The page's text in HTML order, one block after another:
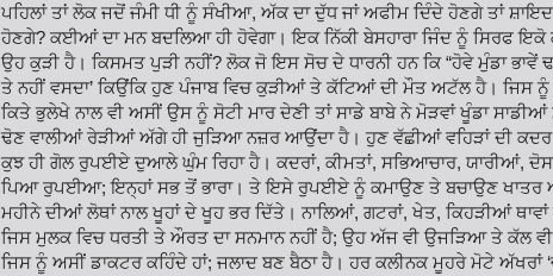
ਪਹਿਲਾਂ ਤਾਂ ਲੋਕ ਜਦੋਂ ਜੰਮੀ ਧੀ ਨੂੰ ਸੰਖੀਆ, ਅੱਕ ਦਾ ਦੁੱਧ ਜਾਂ ਅਫੀਮ ਦਿੰਦੇ ਹੋਣਗੇ ਤਾਂ
ਹੋਣਗੇ? ਕਈਆਂ ਦਾ ਮਨ ਬਦਲਿਆ ਹੀ ਹੋਵੇਗਾ। ਇਕ ਨਿੱਕੀ ਬੇਸਹਾਰਾ ਜਿੰਦ ਨੂੰ ਸਿਰਫ
ਉਹ ਕੁੜੀ ਹੈ। ਕਿਸਮਤ ਪੁੜੀ ਨਹੀਂ? ਲੋਕ ਜੋ ਇਸ ਸੋਚ ਦੇ ਧਾਰਨੀ ਹਨ ਕਿ “ਹੋਵੇ ਮੁੰਡਾ ਭਾਵੇਂ
ਤੇ ਨਹੀਂ ਵਸਦਾ’ ਕਿਉਂਕਿ ਹੁਣ ਪੰਜਾਬ ਵਿਚ ਕੁੜੀਆਂ ਤੇ ਕੱਟਿਆਂ ਦੀ ਮੌਤ ਅਟੱਲ ਹੈ। ਜਿਸ
ਕਿਤੇ ਭੁਲੇਖੇ ਨਾਲ ਵੀ ਅਸੀਂ ਉਸ ਨੂੰ ਸੋਟੀ ਮਾਰ ਦੇਣੀ ਤਾਂ ਸਾਡੇ ਬਾਬੇ ਨੇ ਮੋੜਵਾਂ ਖੂੰਡਾ
ਢੋਣ ਵਾਲੀਆਂ ਰੇੜੀਆਂ ਅੱਗੇ ਹੀ ਜੁੜਿਆ ਨਜ਼ਰ ਆਉਂਦਾ ਹੈ। ਹੁਣ ਵੱਛੀਆਂ ਵਹਿੜਾਂ ਦੀ ਕਦਰ
ਕੁਝ ਹੀ ਗੋਲ ਰੁਪਈਏ ਦੁਆਲੇ ਘੁੰਮ ਰਿਹਾ ਹੈ। ਕਦਰਾਂ, ਕੀਮਤਾਂ, ਸਭਿਆਚਾਰ, ਯਾਰੀਆਂ,
ਪਿਆ ਰੁਪਈਆ; ਇਨ੍ਹਾਂ ਸਭ ਤੋਂ ਭਾਰਾ। ਤੇ ਇਸੇ ਰੁਪਈਏ ਨੂੰ ਕਮਾਉਣ ਤੇ ਬਚਾਉਣ ਖਾਤਰ
ਮਹੀਨੇ ਦੀਆਂ ਲੋਥਾਂ ਨਾਲ ਖੂਹਾਂ ਦੇ ਖੂਹ ਭਰ ਦਿੱਤੇ। ਨਾਲਿਆਂ, ਗਟਰਾਂ, ਖੇਤ, ਕਿਹੜੀਆਂ
ਜਿਸ ਮੁਲਕ ਵਿਚ ਧਰਤੀ ਤੇ ਔਰਤ ਦਾ ਸਨਮਾਨ ਨਹੀਂ ਹੈ; ਉਹ ਅੱਜ ਵੀ ਉਜੜਿਆ ਤੇ ਕੱਲ
ਜਿਸ ਨੂੰ ਅਸੀਂ ਡਾਕਟਰ ਕਹਿੰਦੇ ਹਾਂ; ਜਲਾਦ ਬਣ ਬੈਠਾ ਹੈ। ਹਰ ਕਲੀਨਕ ਮੂਹਰੇ ਮੋਟੇ ਅੱਖਰਾਂ